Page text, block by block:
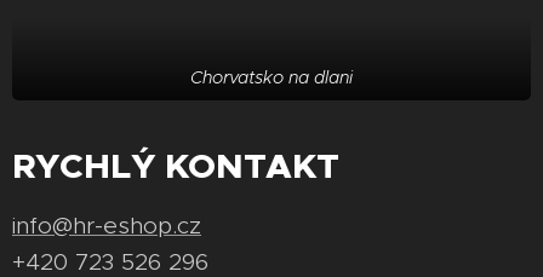
Chorvatsko na dlani
RYCHLÝ KONTAKT
info@hr-eshop.cz
+420 723 526 296